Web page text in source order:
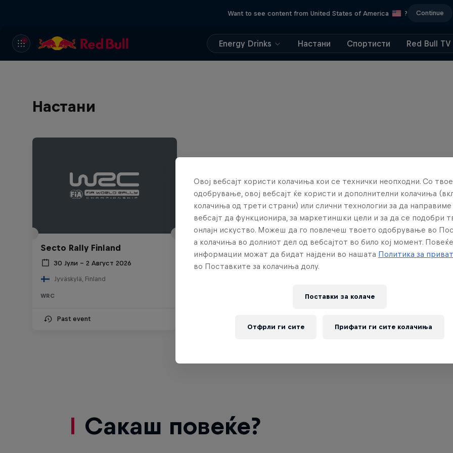
Want to see content from United States of America ? Continue
Energy Drinks Настани Спортисти Red Bull TV
Настани
Secto Rally Finland
30 Јули – 2 Август 2026
Jyväskylä, Finland
WRC
Past event
Сакаш повеќе?
Овој вебсајт користи колачиња кои се технички неопходни. Со твое
одобрување, овој вебсајт ќе користи и дополнителни колачиња
колачиња од трети страни) или слични технологии за да
вебсајт да функционира, за маркетиншки цели и за да се подобри
онлајн искуство. Можеш да го повлечеш твоето одобрување во
а колачиња во долниот дел од вебсајтот во било кој момент. Повеќе
информации можат да бидат најдени во нашата Политика за
во Поставките за колачиња долу.
Поставки за колачe
Отфрли ги сите Прифати ги сите колачиња